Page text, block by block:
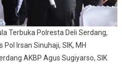
Terbuka Polresta Deli Serdang,
Irsan Sinuhaji, SIK, MH
AKBP Agus Sugiyarso, SIK